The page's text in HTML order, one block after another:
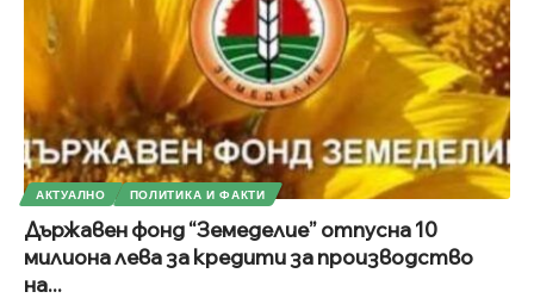
АКТУАЛНО ПОЛИТИКА И ФАКТИ
Държавен фонд “Земеделие” отпусна 10
милиона лева за кредити за производство
на...